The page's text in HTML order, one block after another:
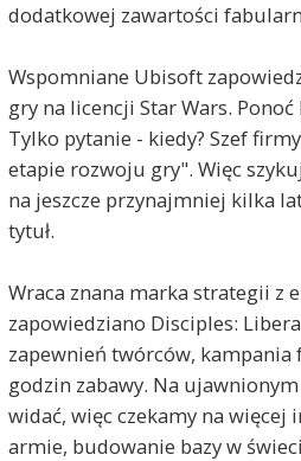
dodatkowej zawartości
Wspomniane Ubisoft
gry na licencji Star Wars.
Tylko pytanie - kiedy? Szef
etapie rozwoju gry". Więc
na jeszcze przynajmniej kilka
tytuł.
Wraca znana marka strategii z
zapowiedziano Disciples:
zapewnień twórców, kampania
godzin zabawy. Na
widać, więc czekamy na więcej
armie, budowanie bazy w